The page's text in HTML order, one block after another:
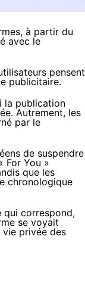
à partir du
avec le
pensent
publicitaire.
la publication
Autrement, les
par le
de suspendre
For You »
que les
chronologique
qui correspond,
se voyait
vie privée des